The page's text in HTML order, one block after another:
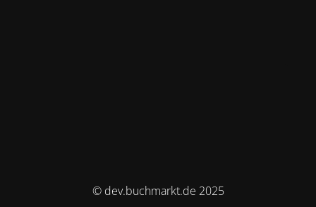
© dev.buchmarkt.de 2025